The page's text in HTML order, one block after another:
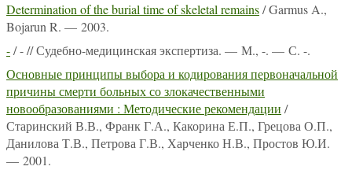
Determination of the burial time of skeletal remains/ Garmus A.,
Bojarun R. — 2003.
-/ - // Судебно-медицинская экспертиза. — М., -. — С. -.
Основные принципы выбора и кодирования первоначальной
причины смерти больных со злокачественными
новообразованиями : Методические рекомендации /
Старинский В.В., Франк Г.А., Какорина Е.П., Грецова О.П.,
Данилова Т.В., Петрова Г.В., Харченко Н.В., Простов Ю.И.
— 2001.